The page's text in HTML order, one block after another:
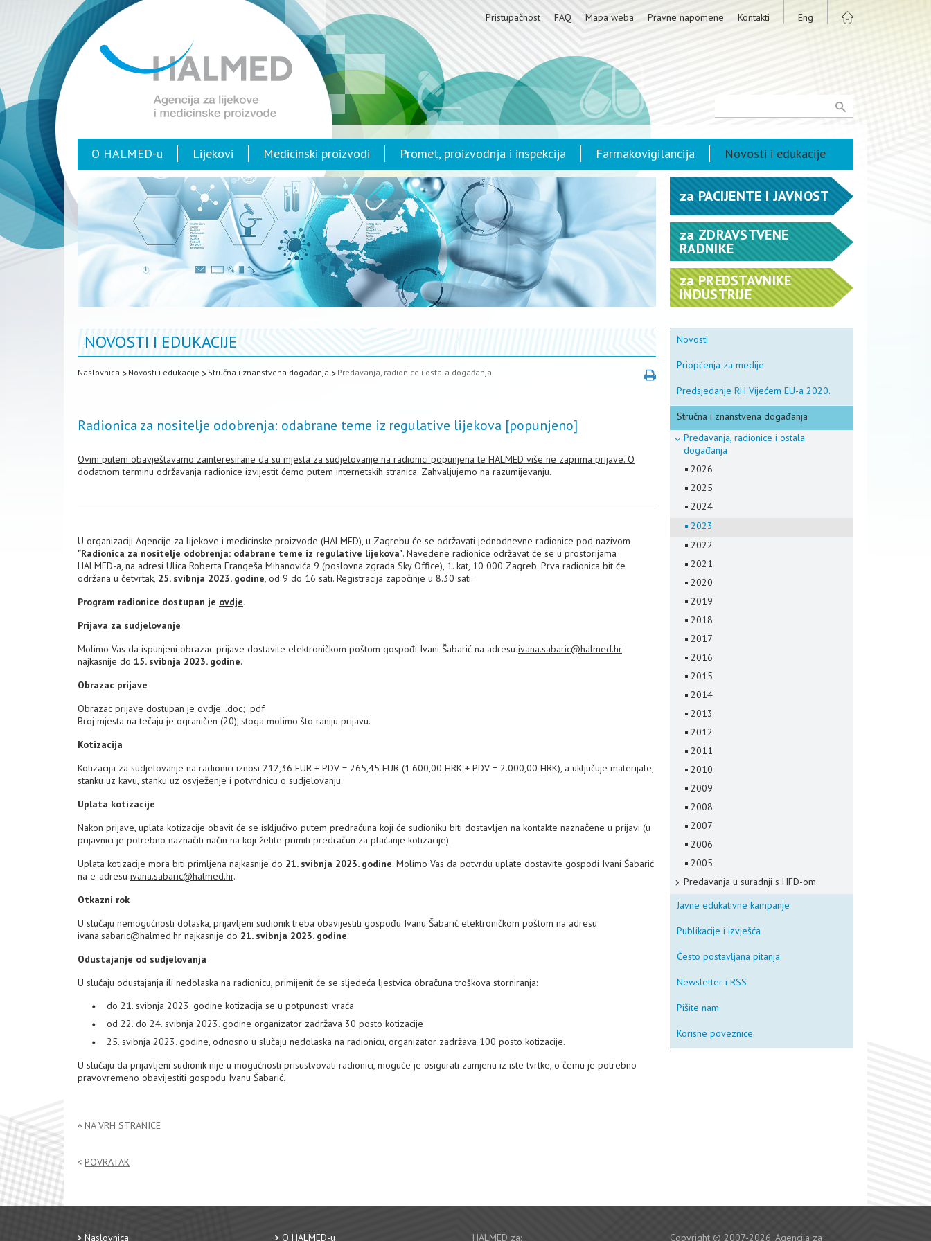
Pristupačnost FAQ Mapa weba Pravne napomene Kontakti Eng
O HALMED-u Lijekovi Medicinski proizvodi Promet, proizvodnja i inspekcija Farmakovigilancija Novosti i edukacije
NOVOSTI I EDUKACIJE
Naslovnica Novosti i edukacije Stručna i znanstvena događanja Predavanja, radionice i ostala događanja
Radionica za nositelje odobrenja: odabrane teme iz regulative lijekova [popunjeno]
Ovim putem obavještavamo zainteresirane da su mjesta za sudjelovanje na radionici popunjena te HALMED više ne zaprima prijave. O
dodatnom terminu održavanja radionice izvijestit ćemo putem internetskih stranica. Zahvaljujemo na razumijevanju.
U organizaciji Agencije za lijekove i medicinske proizvode (HALMED), u Zagrebu će se održavati jednodnevne radionice pod nazivom
"Radionica za nositelje odobrenja: odabrane teme iz regulative lijekova". Navedene radionice održavat će se u prostorijama
HALMED-a, na adresi Ulica Roberta Frangeša Mihanovića 9 (poslovna zgrada Sky Office), 1. kat, 10 000 Zagreb. Prva radionica bit će
održana u četvrtak, 25. svibnja 2023. godine, od 9 do 16 sati. Registracija započinje u 8.30 sati.
Program radionice dostupan je ovdje.
Prijava za sudjelovanje
Molimo Vas da ispunjeni obrazac prijave dostavite elektroničkom poštom gospođi Ivani Šabarić na adresu ivana.sabaric@halmed.hr
najkasnije do 15. svibnja 2023. godine.
Obrazac prijave
Obrazac prijave dostupan je ovdje: .doc; .pdf
Broj mjesta na tečaju je ograničen (20), stoga molimo što raniju prijavu.
Kotizacija
Kotizacija za sudjelovanje na radionici iznosi 212,36 EUR + PDV = 265,45 EUR (1.600,00 HRK + PDV = 2.000,00 HRK), a uključuje materijale,
stanku uz kavu, stanku uz osvježenje i potvrdnicu o sudjelovanju.
Uplata kotizacije
Nakon prijave, uplata kotizacije obavit će se isključivo putem predračuna koji će sudioniku biti dostavljen na kontakte naznačene u prijavi (u
prijavnici je potrebno naznačiti način na koji želite primiti predračun za plaćanje kotizacije).
Uplata kotizacije mora biti primljena najkasnije do 21. svibnja 2023. godine. Molimo Vas da potvrdu uplate dostavite gospođi Ivani Šabarić
na e-adresu ivana.sabaric@halmed.hr.
Otkazni rok
U slučaju nemogućnosti dolaska, prijavljeni sudionik treba obavijestiti gospođu Ivanu Šabarić elektroničkom poštom na adresu
ivana.sabaric@halmed.hr najkasnije do 21. svibnja 2023. godine.
Odustajanje od sudjelovanja
U slučaju odustajanja ili nedolaska na radionicu, primijenit će se sljedeća ljestvica obračuna troškova storniranja:
do 21. svibnja 2023. godine kotizacija se u potpunosti vraća
od 22. do 24. svibnja 2023. godine organizator zadržava 30 posto kotizacije
25. svibnja 2023. godine, odnosno u slučaju nedolaska na radionicu, organizator zadržava 100 posto kotizacije.
U slučaju da prijavljeni sudionik nije u mogućnosti prisustvovati radionici, moguće je osigurati zamjenu iz iste tvrtke, o čemu je potrebno
pravovremeno obavijestiti gospođu Ivanu Šabarić.
NA VRH STRANICE
POVRATAK
za PACIJENTE I JAVNOST
za ZDRAVSTVENE
RADNIKE
zaPREDSTAVNIKE
INDUSTRIJE
Novosti
Priopćenja za medije
Predsjedanje RH Vijećem EU-a 2020.
Stručna i znanstvena događanja
Predavanja, radionice i ostala
događanja
2026
2025
2024
2023
2022
2021
2020
2019
2018
2017
2016
2015
2014
2013
2012
2011
2010
2009
2008
2007
2006
2005
Predavanja u suradnji s HFD-om
Javne edukativne kampanje
Publikacije i izvješća
Često postavljana pitanja
Newsletter i RSS
Pišite nam
Korisne poveznice
Naslovnica O HALMED-u HALMED za: Copyright © 2007-2026. Agencija za